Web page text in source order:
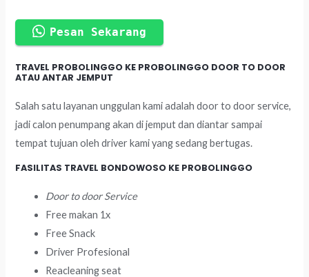
Pesan Sekarang
TRAVEL PROBOLINGGO KE PROBOLINGGO DOOR TO DOOR
ATAU ANTAR JEMPUT
Salah satu layanan unggulan kami adalah door to door service,
jadi calon penumpang akan di jemput dan diantar sampai
tempat tujuan oleh driver kami yang sedang bertugas.
FASILITAS TRAVEL BONDOWOSO KE PROBOLINGGO
Door to door Service
Free makan 1x
Free Snack
Driver Profesional
Reacleaning seat